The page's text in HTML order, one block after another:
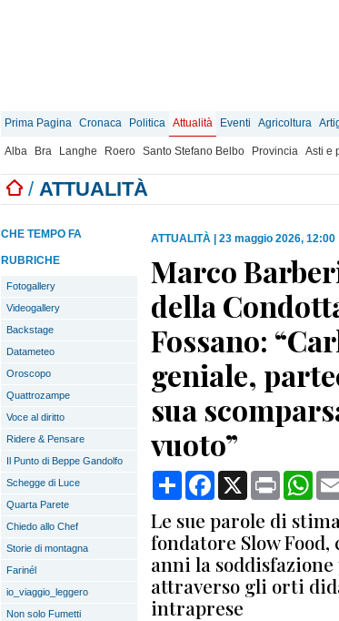
Prima Pagina Cronaca Politica Attualità Eventi Agricoltura
Alba Bra Langhe Roero Santo Stefano Belbo Provincia Asti e
/ ATTUALITÀ
CHE TEMPO FA
RUBRICHE
Fotogallery
Videogallery
Backstage
Datameteo
Oroscopo
Quattrozampe
Voce al diritto
Ridere & Pensare
Il Punto di Beppe Gandolfo
Schegge di Luce
Quarta Parete
Chiedo allo Chef
Storie di montagna
Farinél
io_viaggio_leggero
Non solo Fumetti
ATTUALITÀ 23 maggio 2026, 12:00
Marco
della
Fossano:
geniale,
sua
vuoto”
CondividiFacebook
X Print
Le sue parole di
fondatore Slow
anni la soddisfazione
attraverso gli orti
intraprese